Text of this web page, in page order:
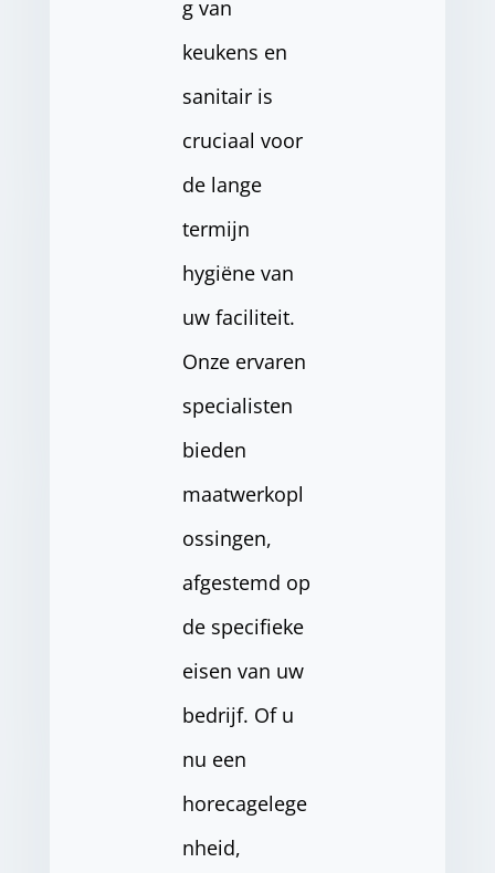
g van
keukens en
sanitair is
cruciaal voor
de lange
termijn
hygiëne van
uw faciliteit.
Onze ervaren
specialisten
bieden
maatwerkopl
ossingen,
afgestemd op
de specifieke
eisen van uw
bedrijf. Of u
nu een
horecagelege
nheid,